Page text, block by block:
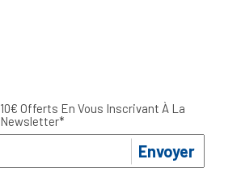
10€ Offerts En Vous Inscrivant À La
Newsletter*
Envoyer